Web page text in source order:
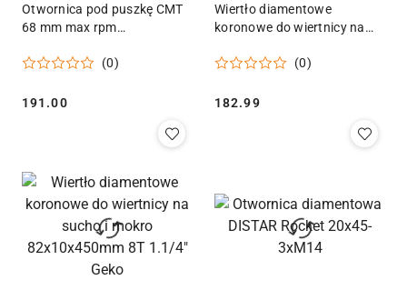
Otwornica pod puszkę CMT
68 mm max rpm
(0)
Cena:
191.00
Wiertło diamentowe
koronowe do wiertnicy na
102x10x450mm 9T 1.1/4"
(0)
Cena:
182.99